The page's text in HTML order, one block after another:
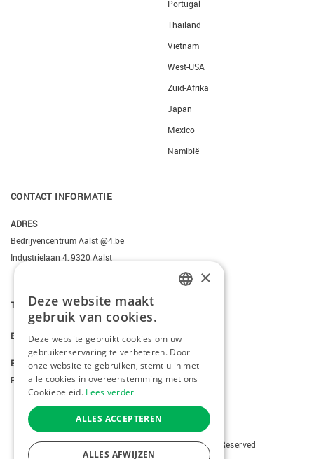
Portugal
Thailand
Vietnam
West-USA
Zuid-Afrika
Japan
Mexico
Namibië
CONTACT INFORMATIE
ADRES
Bedrijvencentrum Aalst @4.be
Industrielaan 4, 9320 Aalst
T. +3223095206
E. info@kiddotravel.be
BTW
BE 0685795740
Copyright © 2026 Kiddotravel. All Rights Reserved
ENGLISH
×
Deze website maakt
gebruik van cookies.
Deze website gebruikt cookies om uw
gebruikerservaring te verbeteren. Door
onze website te gebruiken, stemt u in met
alle cookies in overeenstemming met ons
Cookiebeleid. Lees verder
ALLES ACCEPTEREN
ALLES AFWIJZEN